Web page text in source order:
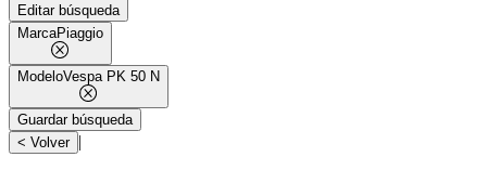
Editar búsqueda
MarcaPiaggio
ModeloVespa PK 50 N
Guardar búsqueda
< Volver |